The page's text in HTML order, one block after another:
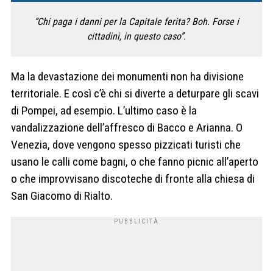
“Chi paga i danni per la Capitale ferita? Boh. Forse i
cittadini, in questo caso”.
Ma la devastazione dei monumenti non ha divisione
territoriale. E così c’è chi si diverte a deturpare gli scavi
di Pompei, ad esempio. L’ultimo caso è la
vandalizzazione dell’affresco di Bacco e Arianna. O
Venezia, dove vengono spesso pizzicati turisti che
usano le calli come bagni, o che fanno picnic all’aperto
o che improvvisano discoteche di fronte alla chiesa di
San Giacomo di Rialto.